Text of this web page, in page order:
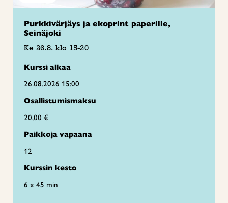
Purkkivärjäys ja ekoprint paperille,
Seinäjoki
Ke 26.8. klo 15-20
Kurssi alkaa
26.08.2026 15:00
Osallistumismaksu
20,00 €
Paikkoja vapaana
12
Kurssin kesto
6 x 45 min